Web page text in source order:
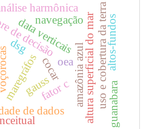
data verticais
amazônia azul
decisão altura superficial do mar
de dados
uso e cobertura da terra
harmônica
maregráfos
altos-fundos
navegação
cocar
dsg
fator c
gauss
oea
guanabara